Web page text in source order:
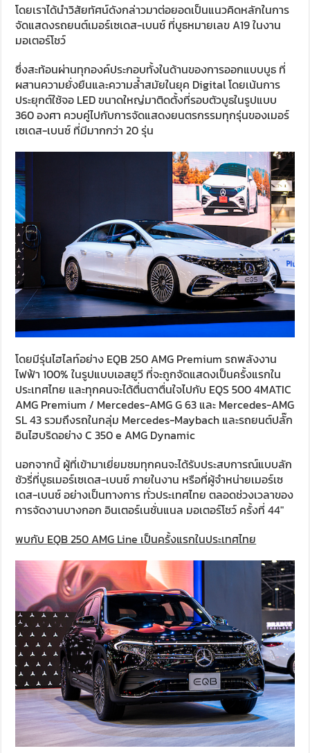
โดยเราได้นำวิสัยทัศน์ดังกล่าวมาต่อยอดเป็นแนวคิดหลักในการ
จัดแสดงรถยนต์เมอร์เซเดส-เบนซ์ ที่บูธหมายเลข A19 ในงาน
มอเตอร์โชว์
ซึ่งสะท้อนผ่านทุกองค์ประกอบทั้งในด้านของการออกแบบบูธ ที่
ผสานความยั่งยืนและความล้ำสมัยในยุค Digital โดยเน้นการ
ประยุกต์ใช้จอ LED ขนาดใหญ่มาติดตั้งที่รอบตัวบูธในรูปแบบ
360 องศา ควบคู่ไปกับการจัดแสดงยนตรกรรมทุกรุ่นของเมอร์
เซเดส-เบนซ์ ที่มีมากกว่า 20 รุ่น
โดยมีรุ่นไฮไลท์อย่าง EQB 250 AMG Premium รถพลังงาน
ไฟฟ้า 100% ในรูปแบบเอสยูวี ที่จะถูกจัดแสดงเป็นครั้งแรกใน
ประเทศไทย และทุกคนจะได้ตื่นตาตื่นใจไปกับ EQS 500 4MATIC
AMG Premium / Mercedes-AMG G 63 และ Mercedes-AMG
SL 43 รวมถึงรถในกลุ่ม Mercedes-Maybach และรถยนต์ปลั๊ก
อินไฮบริดอย่าง C 350 e AMG Dynamic
นอกจากนี้ ผู้ที่เข้ามาเยี่ยมชมทุกคนจะได้รับประสบการณ์แบบลัก
ชัวรี่ที่บูธเมอร์เซเดส-เบนซ์ ภายในงาน หรือที่ผู้จำหน่ายเมอร์เซ
เดส-เบนซ์ อย่างเป็นทางการ ทั่วประเทศไทย ตลอดช่วงเวลาของ
การจัดงานบางกอก อินเตอร์เนชั่นแนล มอเตอร์โชว์ ครั้งที่ 44″
พบกับ EQB 250 AMG Line เป็นครั้งแรกในประเทศไทย